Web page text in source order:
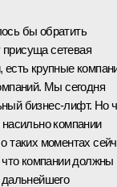
бы обратить
сетевая
крупные
Мы сегодня
бизнес-лифт. Но
компании
таких моментах
что компании должны
дальнейшего